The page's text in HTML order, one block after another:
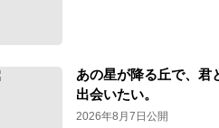
あの星が降る丘で、君
出会いたい。
2026年8月7日公開